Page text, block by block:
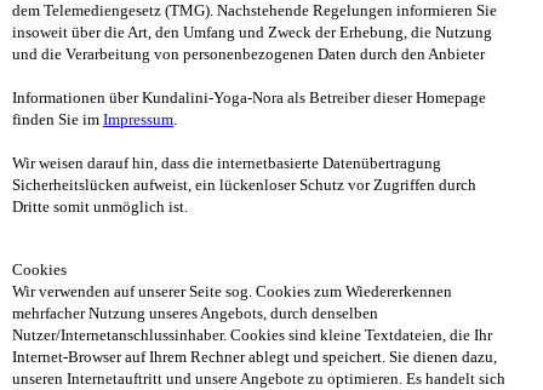
dem Telemediengesetz (TMG). Nachstehende Regelungen informieren Sie
insoweit über die Art, den Umfang und Zweck der Erhebung, die Nutzung
und die Verarbeitung von personenbezogenen Daten durch den Anbieter
Informationen über Kundalini-Yoga-Nora als Betreiber dieser Homepage
finden Sie im Impressum.
Wir weisen darauf hin, dass die internetbasierte Datenübertragung
Sicherheitslücken aufweist, ein lückenloser Schutz vor Zugriffen durch
Dritte somit unmöglich ist.
Cookies
Wir verwenden auf unserer Seite sog. Cookies zum Wiedererkennen
mehrfacher Nutzung unseres Angebots, durch denselben
Nutzer/Internetanschlussinhaber. Cookies sind kleine Textdateien, die Ihr
Internet-Browser auf Ihrem Rechner ablegt und speichert. Sie dienen dazu,
unseren Internetauftritt und unsere Angebote zu optimieren. Es handelt sich